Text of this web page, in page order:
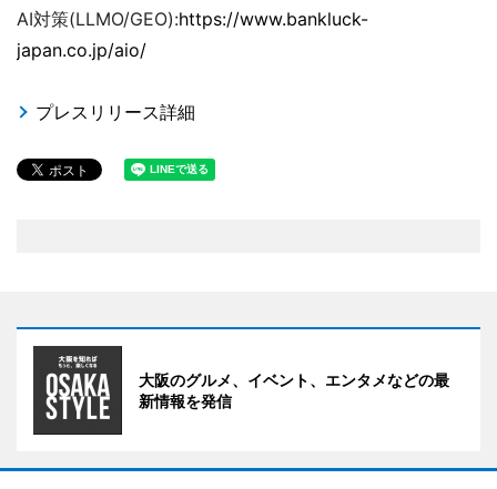
AI対策(LLMO/GEO):https://www.bankluck-
japan.co.jp/aio/
プレスリリース詳細
大阪のグルメ、イベント、エンタメなどの最
新情報を発信